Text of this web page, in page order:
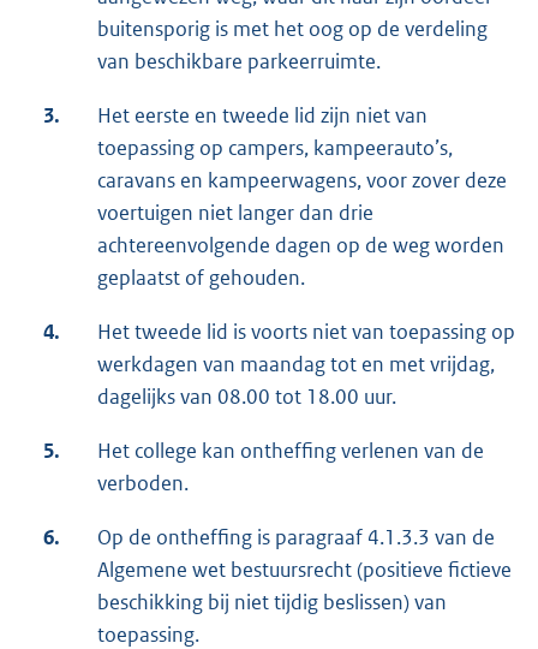
buitensporig is met het oog op de verdeling
van beschikbare parkeerruimte.
3.
Het eerste en tweede lid zijn niet van
toepassing op campers, kampeerauto’s,
caravans en kampeerwagens, voor zover deze
voertuigen niet langer dan drie
achtereenvolgende dagen op de weg worden
geplaatst of gehouden.
4.
Het tweede lid is voorts niet van toepassing op
werkdagen van maandag tot en met vrijdag,
dagelijks van 08.00 tot 18.00 uur.
5.
Het college kan ontheffing verlenen van de
verboden.
6.
Op de ontheffing is paragraaf 4.1.3.3 van de
Algemene wet bestuursrecht (positieve fictieve
beschikking bij niet tijdig beslissen) van
toepassing.